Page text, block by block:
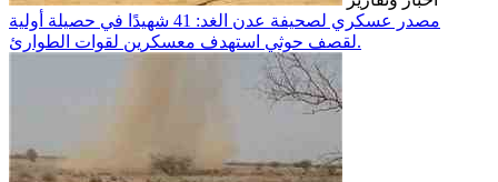
مصدر عسكري لصحيفة عدن الغد: 41 شهيدًا في حصيلة أولية
لقصف حوثي استهدف معسكرين لقوات الطوارئ.